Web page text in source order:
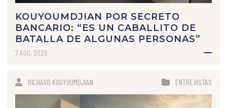
KOUYOUMDJIAN POR SECRETO
BANCARIO: “ES UN CABALLITO DE
BATALLA DE ALGUNAS PERSONAS”
7 AGO, 2026
RICHARD KOUYOUMDJIAN ENTREVISTAS